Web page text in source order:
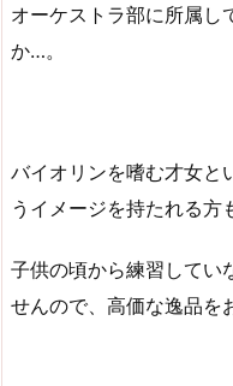
オーケストラ部に所属し
か…。
バイオリンを嗜む才女と
うイメージを持たれる方
子供の頃から練習してい
せんので、高価な逸品を